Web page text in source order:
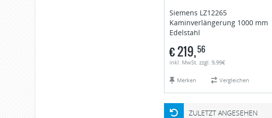
Siemens LZ12265
Kaminverlängerung 1000 mm
Edelstahl
€219,56
inkl. MwSt. zzgl. 9,99€
Merken Vergleichen
ZULETZT ANGESEHEN